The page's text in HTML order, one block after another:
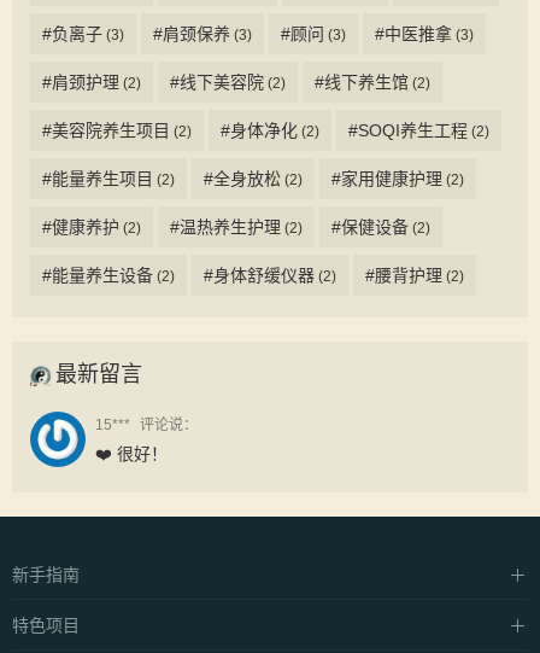
#负离子 (3) #肩颈保养 (3) #顾问 (3) #中医推拿 (3)
#肩颈护理 (2) #线下美容院 (2) #线下养生馆 (2)
#美容院养生项目 (2) #身体净化 (2) #SOQI养生工程 (2)
#能量养生项目 (2) #全身放松 (2) #家用健康护理 (2)
#健康养护 (2) #温热养生护理 (2) #保健设备 (2)
#能量养生设备 (2) #身体舒缓仪器 (2) #腰背护理 (2)
最新留言
15*** 评论说：
❤️ 很好！
新手指南
硬件设施
特色项目